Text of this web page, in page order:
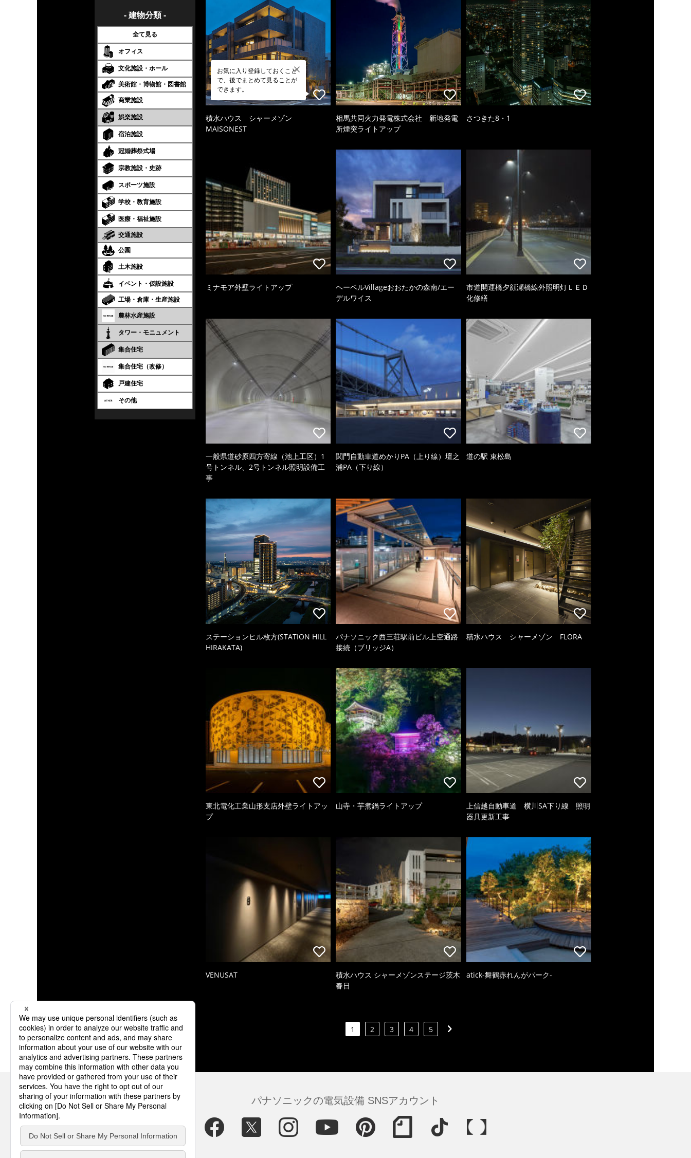
- 建物分類 -
全て見る
オフィス
文化施設・ホール
美術館・博物館・図書館
商業施設
娯楽施設
宿泊施設
冠婚葬祭式場
宗教施設・史跡
スポーツ施設
学校・教育施設
医療・福祉施設
交通施設
公園
土木施設
イベント・仮設施設
工場・倉庫・生産施設
農林水産施設
タワー・モニュメント
集合住宅
集合住宅（改修）
戸建住宅
その他
お気に入り登録しておくこと
で、後でまとめて見ることが
できます。
積水ハウス シャーメゾン
MAISONEST
相馬共同火力発電株式会社 新地発電
所煙突ライトアップ
さつきた8・1
ミナモア外壁ライトアップ
ヘーベルVillageおおたかの森南/エー
デルワイス
市道開運橋夕顔瀬橋線外照明灯ＬＥＤ
化修繕
一般県道砂原四方寄線（池上工区）1
号トンネル、2号トンネル照明設備工
事
関門自動車道めかりPA（上り線）壇之
浦PA（下り線）
道の駅 東松島
ステーションヒル枚方(STATION HILL
HIRAKATA)
パナソニック西三荘駅前ビル上空通路
接続（ブリッジA）
積水ハウス シャーメゾン FLORA
東北電化工業山形支店外壁ライトアッ
プ
山寺・芋煮鍋ライトアップ
上信越自動車道 横川SA下り線 照明
器具更新工事
VENUSAT
積水ハウス シャーメゾンステージ茨木
春日
atick-舞鶴赤れんがパーク-
1 2 3 4 5
パナソニックの電気設備 SNSアカウント